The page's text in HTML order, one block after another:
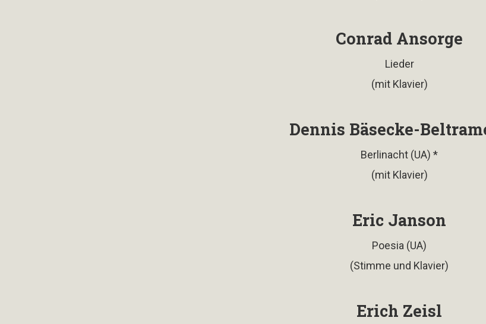
Conrad Ansorge
Lieder
(mit Klavier)
Dennis Bäsecke-
Berlinacht (UA) *
(mit Klavier)
Eric Janson
Poesia (UA)
(Stimme und Klavier)
Erich Zeisl